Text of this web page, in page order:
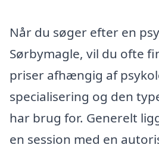
Når du søger efter en
Sørbymagle, vil du ofte
priser afhængig af
specialisering og den
har brug for. Generelt
en session med en